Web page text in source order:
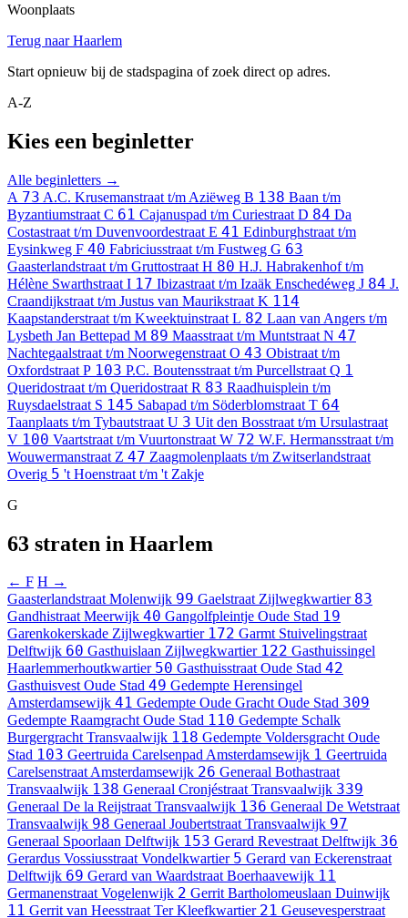
Woonplaats
Terug naar Haarlem
Start opnieuw bij de stadspagina of zoek direct op adres.
A-Z
Kies een beginletter
Alle beginletters →
A 73 A.C. Krusemanstraat t/m Aziëweg B 138 Baan t/m
Byzantiumstraat C 61 Cajanuspad t/m Curiestraat D 84 Da
Costastraat t/m Duvenvoordestraat E 41 Edinburghstraat t/m
Eysinkweg F 40 Fabriciusstraat t/m Fustweg G 63
Gaasterlandstraat t/m Gruttostraat H 80 H.J. Habrakenhof t/m
Hélène Swarthstraat I 17 Ibizastraat t/m Izaäk Enschedéweg J 84 J.
Craandijkstraat t/m Justus van Maurikstraat K 114
Kaapstanderstraat t/m Kweektuinstraat L 82 Laan van Angers t/m
Lysbeth Jan Bettepad M 89 Maasstraat t/m Muntstraat N 47
Nachtegaalstraat t/m Noorwegenstraat O 43 Obistraat t/m
Oxfordstraat P 103 P.C. Boutensstraat t/m Purcellstraat Q 1
Queridostraat t/m Queridostraat R 83 Raadhuisplein t/m
Ruysdaelstraat S 145 Sabapad t/m Söderblomstraat T 64
Taanplaats t/m Tybautstraat U 3 Uit den Bosstraat t/m Ursulastraat
V 100 Vaartstraat t/m Vuurtonstraat W 72 W.F. Hermansstraat t/m
Wouwermanstraat Z 47 Zaagmolenplaats t/m Zwitserlandstraat
Overig 5 't Hoenstraat t/m 't Zakje
G
63 straten in Haarlem
← F H →
Gaasterlandstraat Molenwijk 99 Gaelstraat Zijlwegkwartier 83
Gandhistraat Meerwijk 40 Gangolfpleintje Oude Stad 19
Garenkokerskade Zijlwegkwartier 172 Garmt Stuivelingstraat
Delftwijk 60 Gasthuislaan Zijlwegkwartier 122 Gasthuissingel
Haarlemmerhoutkwartier 50 Gasthuisstraat Oude Stad 42
Gasthuisvest Oude Stad 49 Gedempte Herensingel
Amsterdamsewijk 41 Gedempte Oude Gracht Oude Stad 309
Gedempte Raamgracht Oude Stad 110 Gedempte Schalk
Burgergracht Transvaalwijk 118 Gedempte Voldersgracht Oude
Stad 103 Geertruida CarelsenpadAmsterdamsewijk 1 Geertruida
CarelsenstraatAmsterdamsewijk 26 Generaal Bothastraat
Transvaalwijk 138 Generaal Cronjéstraat Transvaalwijk 339
Generaal De la Reijstraat Transvaalwijk 136 Generaal De Wetstraat
Transvaalwijk 98 Generaal Joubertstraat Transvaalwijk 97
Generaal Spoorlaan Delftwijk 153 Gerard Revestraat Delftwijk 36
Gerardus Vossiusstraat Vondelkwartier 5 Gerard van Eckerenstraat
Delftwijk 69 Gerard van Waardstraat Boerhaavewijk 11
Germanenstraat Vogelenwijk 2 Gerrit Bartholomeuslaan Duinwijk
11 Gerrit van Heesstraat Ter Kleefkwartier 21 Geusevesperstraat